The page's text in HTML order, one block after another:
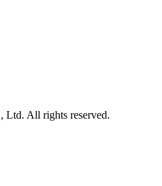
Ltd. All rights reserved.